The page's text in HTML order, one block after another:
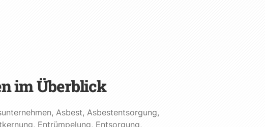
im Überblick
, Asbest, Asbestentsorgung,
, Entrümpelung, Entsorgung,